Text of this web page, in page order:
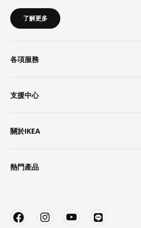
了解更多
各項服務
支援中心
關於IKEA
熱門產品